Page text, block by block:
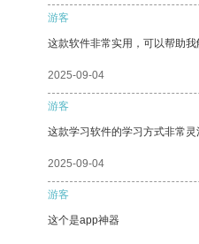
游客
这款软件非常实用，可以帮助
2025-09-04
游客
这款学习软件的学习方式非常
2025-09-04
游客
这个是app神器